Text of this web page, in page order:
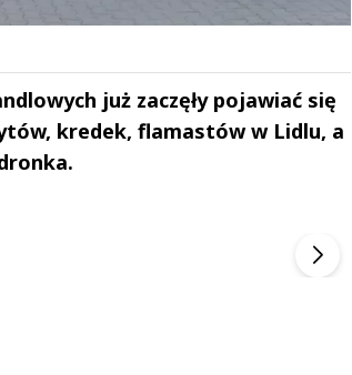
już zaczęły pojawiać się
kredek, flamastów w Lidlu, a